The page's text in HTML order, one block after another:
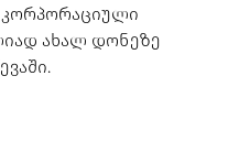
კორპორაციული
ახალ დონეზე